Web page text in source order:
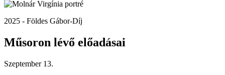
2025 - Földes Gábor-Díj
Műsoron lévő előadásai
Szeptember 13.